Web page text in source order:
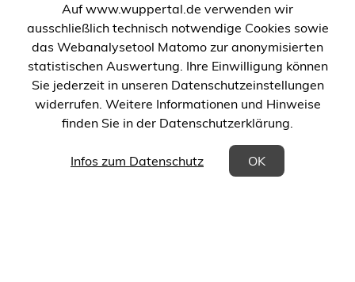
Auf www.wuppertal.de verwenden wir
ausschließlich technisch notwendige Cookies sowie
das Webanalysetool Matomo zur anonymisierten
statistischen Auswertung. Ihre Einwilligung können
Sie jederzeit in unseren Datenschutzeinstellungen
widerrufen. Weitere Informationen und Hinweise
finden Sie in der Datenschutzerklärung.
Infos zum Datenschutz
(Öffnet in einem neuen Tab) OK